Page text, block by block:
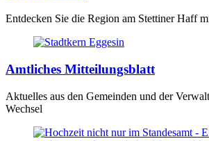
Entdecken Sie die Region am Stettiner Haff
Amtliches Mitteilungsblatt
Aktuelles aus den Gemeinden und der
Wechsel